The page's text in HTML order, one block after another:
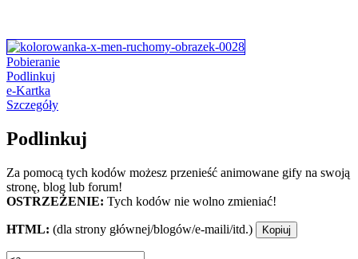
Pobieranie
Podlinkuj
e-Kartka
Szczegóły
Podlinkuj
Za pomocą tych kodów możesz przenieść animowane gify na swoją
stronę, blog lub forum!
OSTRZEŻENIE: Tych kodów nie wolno zmieniać!
HTML: (dla strony głównej/blogów/e-maili/itd.) Kopiuj